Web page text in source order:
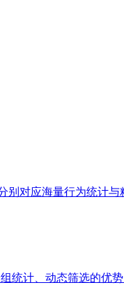
对应海量行为统计
统计、动态筛选的优